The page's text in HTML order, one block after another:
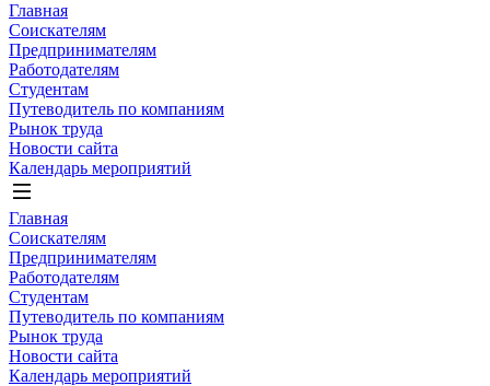
Главная
Соискателям
Предпринимателям
Работодателям
Студентам
Путеводитель по компаниям
Рынок труда
Новости сайта
Календарь мероприятий
Главная
Соискателям
Предпринимателям
Работодателям
Студентам
Путеводитель по компаниям
Рынок труда
Новости сайта
Календарь мероприятий